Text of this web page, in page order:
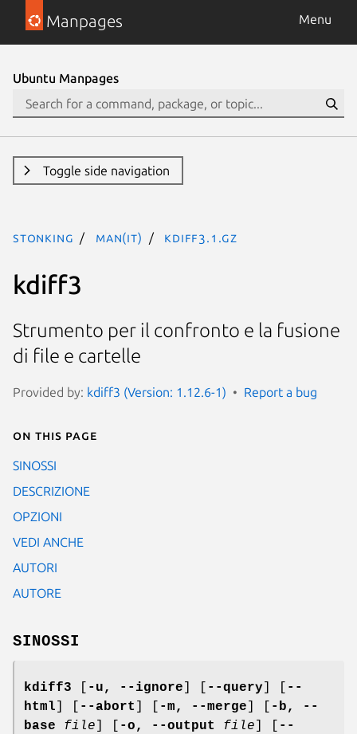
Manpages Menu
Ubuntu Manpages
Toggle side navigation
stonking man(it) kdiff3.1.gz
kdiff3
Strumento per il confronto e la fusione
di file e cartelle
Provided by: kdiff3 (Version: 1.12.6-1) Report a bug
On this page
SINOSSI
DESCRIZIONE
OPZIONI
VEDI ANCHE
AUTORI
AUTORE
SINOSSI
kdiff3 -u, --ignore --query
--
html
--abort -m, --merge
-b, --
base
file -o, --output file
--